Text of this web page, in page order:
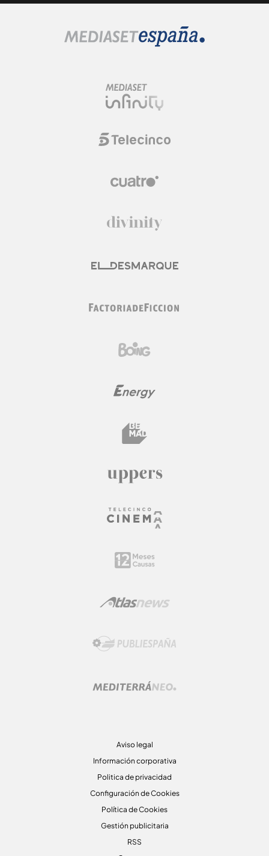
Aviso legal
Información corporativa
Politica de privacidad
Configuración de Cookies
Política de Cookies
Gestión publicitaria
RSS